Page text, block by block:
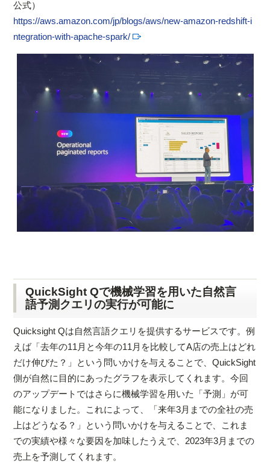
公式）
https://aws.amazon.com/jp/blogs/aws/new-amazon-redshift-i
ntegration-with-apache-spark/
QuickSight Qで機械学習を用いた自然言
語予測クエリの実行が可能に
Quicksight Qは自然言語クエリを提供するサービスです。例
えば「去年の11月と今年の11月を比較してA店の売上はどれ
だけ伸びた？」という問いかけを与えることで、QuickSight
側が自然に目的にあったグラフを表示してくれます。今回
のアップデートではさらに機械学習を用いた「予測」が可
能になりました。これによって、「来年3月までの全社の売
上はどうなる？」という問いかけを与えることで、これま
での実績や様々な要因を加味したうえで、2023年3月までの
売上を予測してくれます。